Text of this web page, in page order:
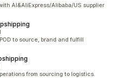
AI&AliExpress/Alibaba/US supplier
to source, brand and fulfill
from sourcing to logistics.